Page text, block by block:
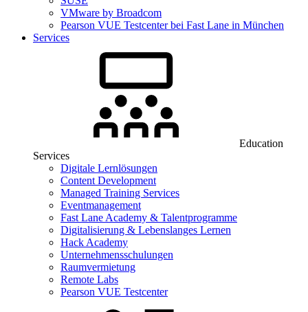
VMware by Broadcom
Pearson VUE Testcenter bei Fast Lane in München
Services
Education
Services
Digitale Lernlösungen
Content Development
Managed Training Services
Eventmanagement
Fast Lane Academy & Talentprogramme
Digitalisierung & Lebenslanges Lernen
Hack Academy
Unternehmensschulungen
Raumvermietung
Remote Labs
Pearson VUE Testcenter